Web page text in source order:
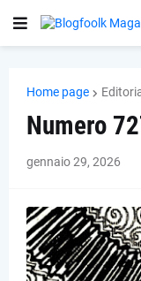
Home page
Numero
gennaio 29, 2026